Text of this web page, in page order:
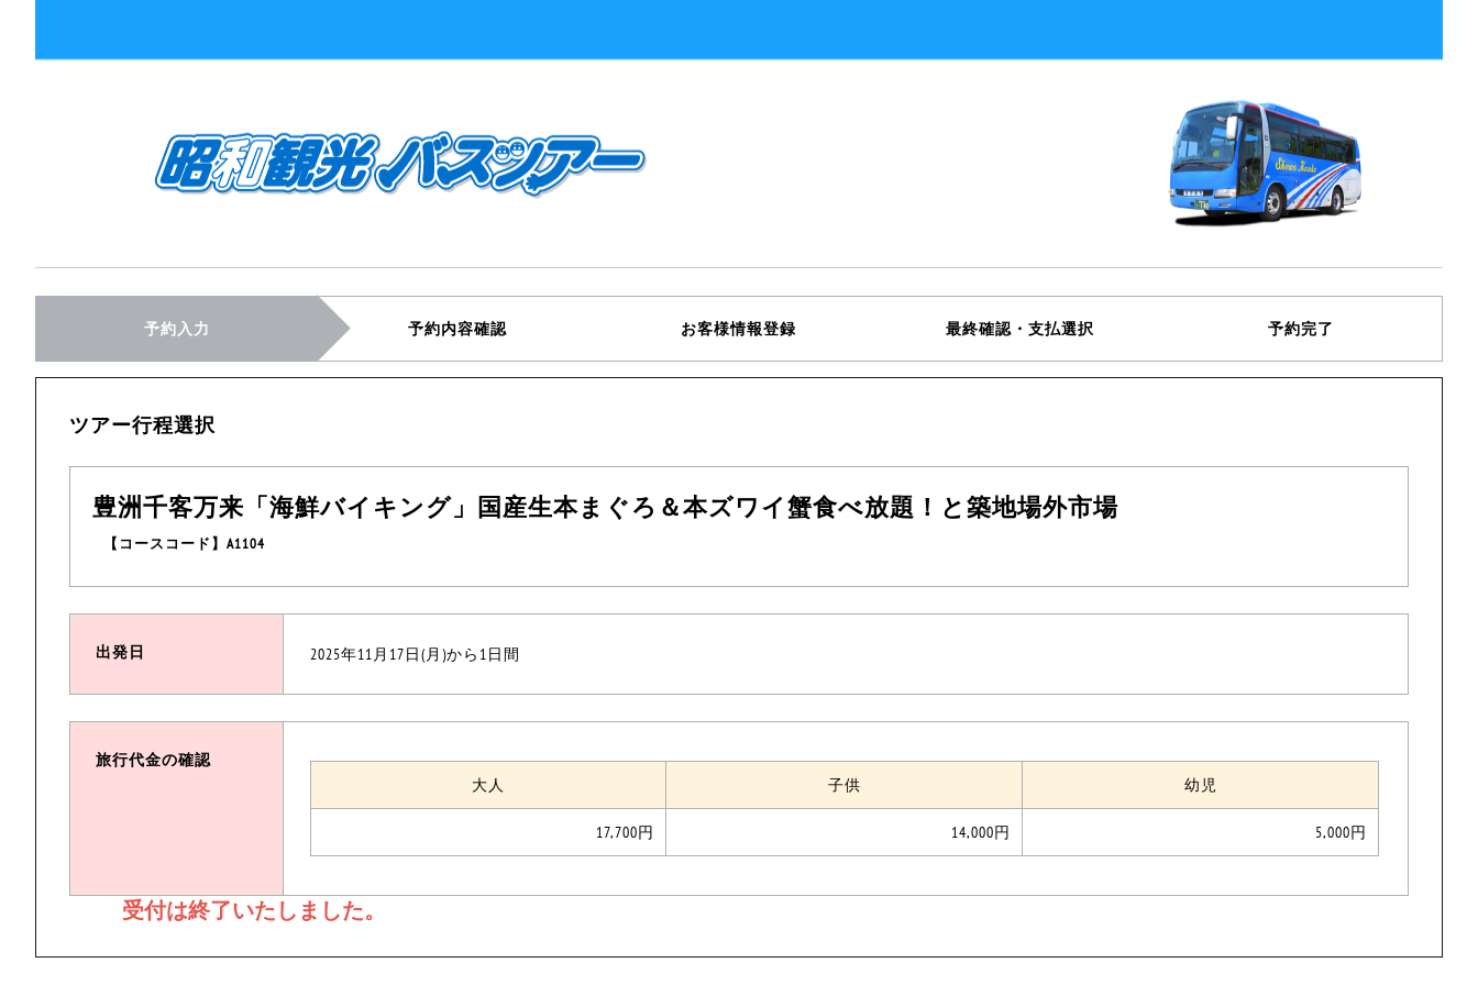
予約入力 予約内容確認 お客様情報登録 最終確認・支払選択 予約完了
ツアー行程選択
豊洲千客万来「海鮮バイキング」国産生本まぐろ＆本ズワイ蟹食べ放題！と築地場外市場
【コースコード】A1104
出発日 2025年11月17日(月)から1日間
旅行代金の確認
大人
子供 幼児
17,700円 14,000円 5,000円